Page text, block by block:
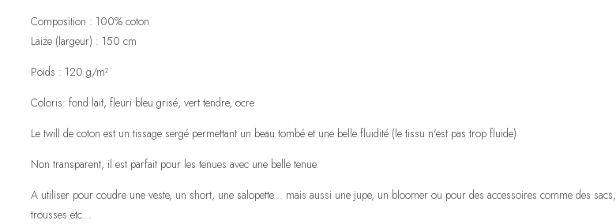
Composition : 100% coton
Laize (largeur) : 150 cm
Poids : 120 g/m²
Coloris: fond lait, fleuri bleu grisé, vert tendre, ocre
Le twill de coton est un tissage sergé permettant un beau tombé et une belle fluidité (le tissu n'est pas trop fluide)
Non transparent, il est parfait pour les tenues avec une belle tenue.
A utiliser pour coudre une veste, un short, une salopette... mais aussi une jupe, un bloomer ou pour des accessoires comme des sacs,
trousses etc...